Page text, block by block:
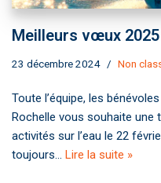
Meilleurs vœux 2025
23 décembre 2024 Non
Toute l’équipe, les
Rochelle vous souhaite une
activités sur l’eau le 22
toujours… Lire la suite »